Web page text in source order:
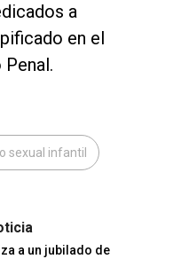
a
en el
sexual infantil
a un jubilado de